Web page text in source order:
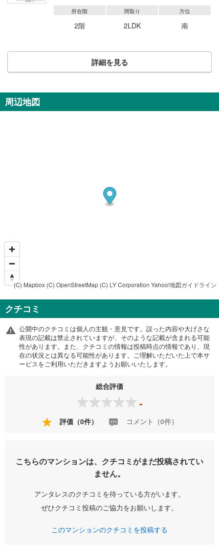
所在階
2階
間取り
2LDK
方位
南
詳細を見る
周辺地図
(C) Mapbox (C) OpenStreetMap (C) LY Corporation Yahoo!地図ガイドライン
クチコミ
公開中のクチコミは個人の主観・意見です。誤った内容や大げさな
表現の記載は禁止されていますが、そのような記載が含まれる可能
性があります。また、クチコミの情報は投稿時点の情報であり、現
在の状況とは異なる可能性があります。ご理解いただいた上で本サ
ービスをご利用いただきますようお願いいたします。
総合評価
-
評価（0件） コメント（0件）
こちらのマンションは、クチコミがまだ投稿されてい
ません。
アンタレスのクチコミを待っている方がいます。
ぜひクチコミ投稿のご協力をお願いします。
このマンションのクチコミを投稿する